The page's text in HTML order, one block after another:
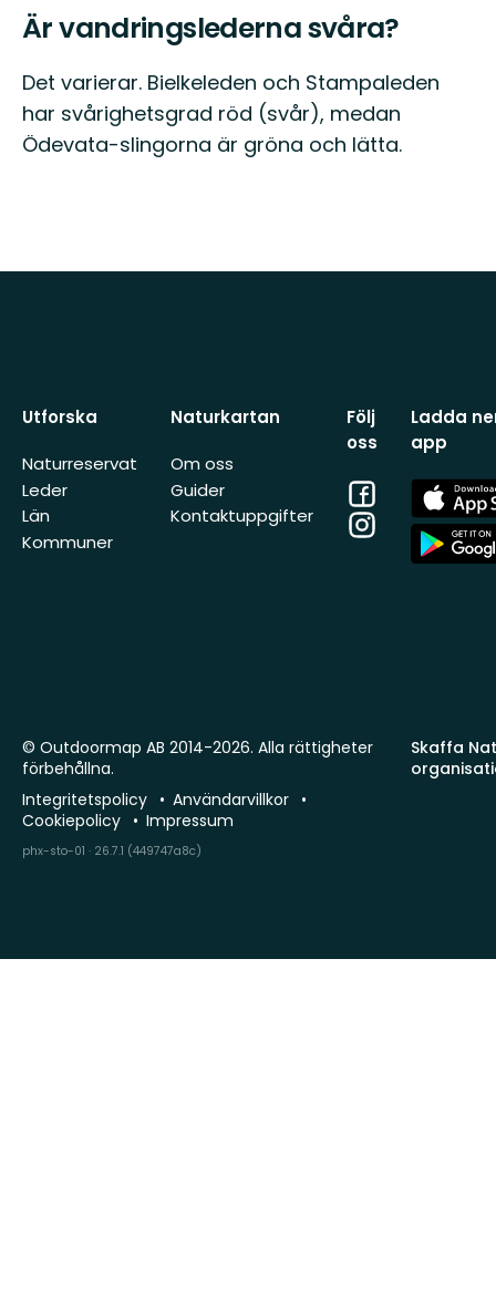
Är vandringslederna svåra?
Det varierar. Bielkeleden och Stampaleden
har svårighetsgrad röd (svår), medan
Ödevata-slingorna är gröna och lätta.
Utforska
Naturreservat
Leder
Län
Kommuner
Naturkartan
Om oss
Guider
Kontaktuppgifter
Följ
oss
Facebook
Instagram
Ladda
app
App
Store
App
Store
Skaffa
© Outdoormap AB 2014-2026. Alla rättigheter
förbehållna.
Integritetspolicy
Användarvillkor
Cookiepolicy
Impressum
phx-sto-01 · 26.7.1 (449747a8c)